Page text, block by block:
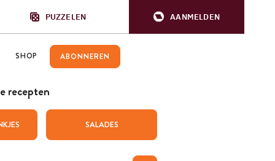
PUZZELEN AANMELDEN
SHOP ABONNEREN
recepten
SALADES